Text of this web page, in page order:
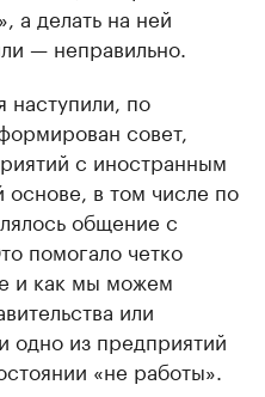
а делать на ней
— неправильно.
наступили, по
совет,
с иностранным
основе, в том числе по
общение с
помогало четко
и как мы можем
или
одно из предприятий
«не работы».